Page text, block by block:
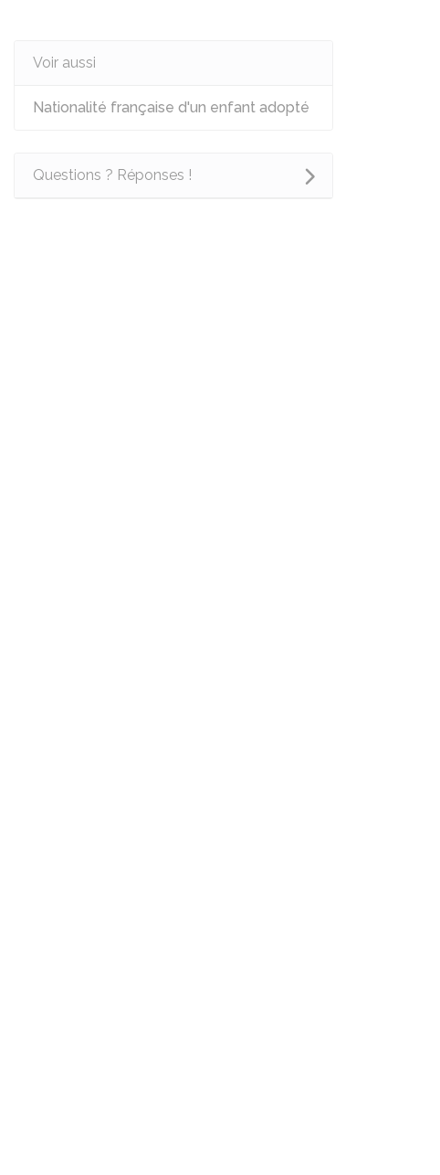
Voir aussi
Nationalité française d'un enfant adopté
Questions ? Réponses !